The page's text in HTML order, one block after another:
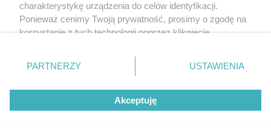
Trener Cracovii przed
meczem ze Śląskiem
Wrocław. Czy przełamie serię
charakterystykę urządzenia do celów identyfikacji.
Ponieważ cenimy Twoją prywatność, prosimy o zgodę na
korzystanie z tych technologii poprzez kliknięcie
zmienić/wycofać klikając przycisk ustawień prywatności
znajdujący się w lewym dolnym rogu strony
rodzaje przetwarzania danych nie wymagają zgody
użytkownika, ale masz prawo sprzeciwić się takiemu
przetwarzaniu. Preferencje będą miały zastosowanie tylko
PARTNERZY USTAWIENIA
Akceptuję